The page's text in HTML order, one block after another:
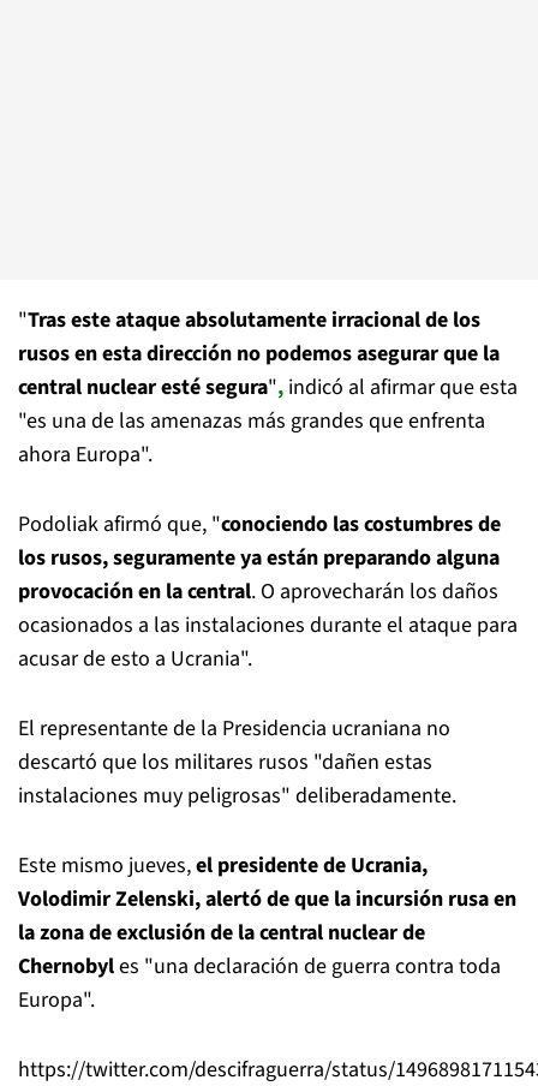
"Tras este ataque absolutamente irracional de los
rusos en esta dirección no podemos asegurar que la
central nuclear esté segura", indicó al afirmar que esta
"es una de las amenazas más grandes que enfrenta
ahora Europa".
Podoliak afirmó que, "conociendo las costumbres de
los rusos, seguramente ya están preparando alguna
provocación en la central. O aprovecharán los daños
ocasionados a las instalaciones durante el ataque para
acusar de esto a Ucrania".
El representante de la Presidencia ucraniana no
descartó que los militares rusos "dañen estas
instalaciones muy peligrosas" deliberadamente.
Este mismo jueves,el presidente de Ucrania,
Volodimir Zelenski, alertó de que la incursión rusa en
la zona de exclusión de la central nuclear de
Chernobyles "una declaración de guerra contra toda
Europa".
https://twitter.com/descifraguerra/status/